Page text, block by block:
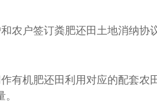
农户签订粪肥还田土地消纳协
有机肥还田利用对应的配套农